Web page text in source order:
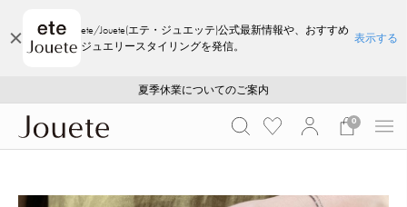
ete/Jouete(エテ・ジュエッテ)公式最新情報や、おすすめ
ジュエリースタイリングを発信。
表示する
採用のご案内
ご注文いただいたお品物のお届け状況について
夏季休業についてのご案内
WEB LIMITED ITEMS >>
採用のご案内
ご注文いただいたお品物のお届け状況について
0